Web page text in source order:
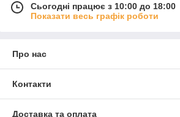
Сьогодні працює з 10:00 до 18:00
Показати весь графік роботи
Про нас
Контакти
Доставка та оплата